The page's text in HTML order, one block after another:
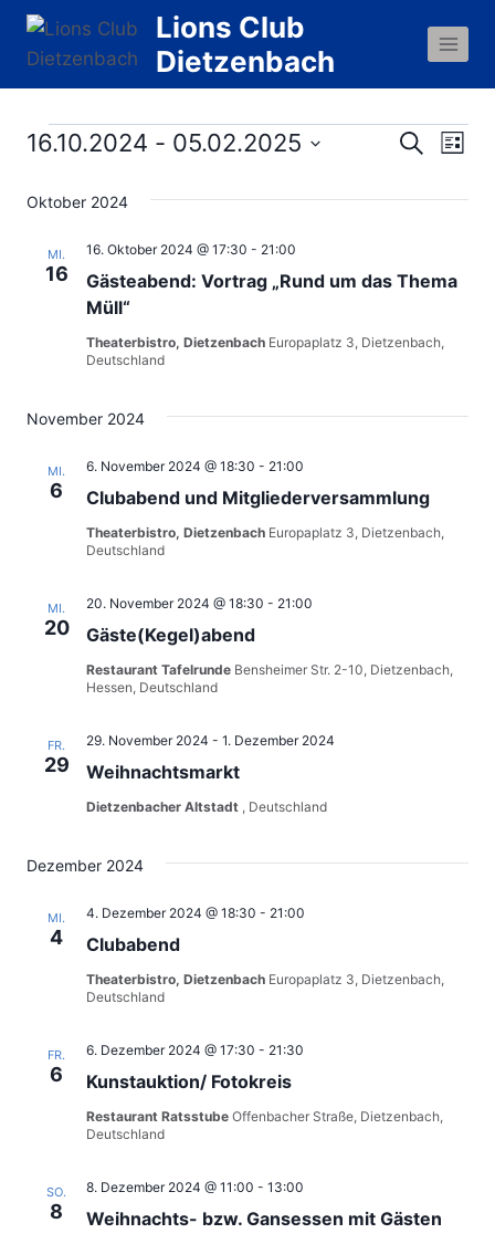
Zum
Lions Club
Dietzenbach
Veranstaltungen
Suche
SucheListe
16.10.2024 - 05.02.2025
wählen.
Oktober 2024
MI.
16
Gästeabend: Vortrag „Rund um das Thema
Müll“
16. Oktober 2024 @ 17:30 - 21:00
Theaterbistro, Dietzenbach Europaplatz 3, Dietzenbach,
Deutschland
November 2024
MI.
6 Clubabend und Mitgliederversammlung
6. November 2024 @ 18:30 - 21:00
Theaterbistro, Dietzenbach Europaplatz 3, Dietzenbach,
Deutschland
MI.
20 Gäste(Kegel)abend
20. November 2024 @ 18:30 - 21:00
Restaurant Tafelrunde Bensheimer Str. 2-10, Dietzenbach,
Hessen, Deutschland
FR.
29 Weihnachtsmarkt
29. November 2024 - 1. Dezember 2024
Dietzenbacher Altstadt , Deutschland
Dezember 2024
MI.
4 Clubabend
4. Dezember 2024 @ 18:30 - 21:00
Theaterbistro, Dietzenbach Europaplatz 3, Dietzenbach,
Deutschland
FR.
6 Kunstauktion/ Fotokreis
6. Dezember 2024 @ 17:30 - 21:30
Restaurant Ratsstube Offenbacher Straße, Dietzenbach,
Deutschland
SO.
8 Weihnachts- bzw. Gansessen mit Gästen
8. Dezember 2024 @ 11:00 - 13:00